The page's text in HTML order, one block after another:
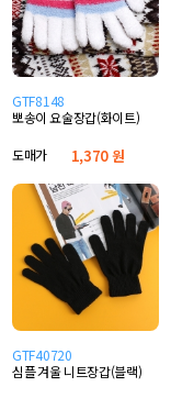
GTF8148
뽀송이 요술장갑(화이트)
도매가
1,370 원
GTF40720
심플 겨울 니트장갑(블랙)